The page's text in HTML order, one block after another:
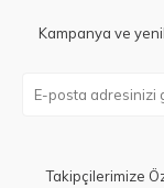
Kampanya ve
Takipçilerimize